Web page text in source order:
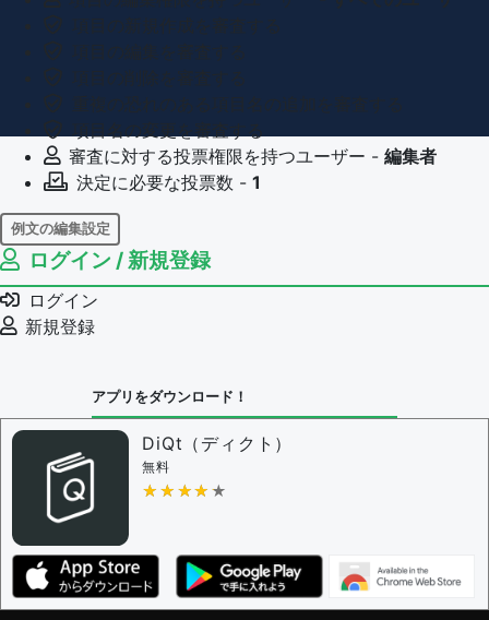
審査に対する投票権限を持つユーザー - 編集者
決定に必要な投票数 - 1
例文の編集設定
例文の編集権限を持つユーザー -
例文の削除を審査する
審査に対する投票権限を持つユーザー -
決定に必要な投票数 -
問題の編集権限を持つユーザー -すべてのユーザー
審査に対する投票権限を持つユーザー -
決定に必要な投票数 -
編集ガイドライン
ログイン / 新規登録
ログイン
新規登録
アプリをダウンロード！
DiQt（ディクト）
無料
★★★★★
★★★★★